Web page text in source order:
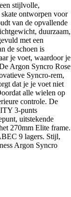
stijlvolle,
ontworpen voor
van de opvallende
duurzaam,
met een
de schoen is
je voet, waardoor je
Argon Syncro Rose
Syncro-rem,
dat je je voet niet
alle wielen op
controle. De
3-punts
uitstekende
270mm Elite frame.
9 lagers. Stijl,
Argon Syncro